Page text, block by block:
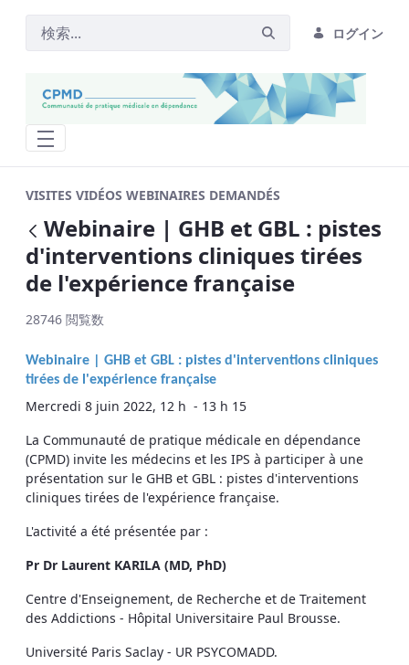
ログイン
VISITES VIDÉOS WEBINAIRES DEMANDÉS
戻る
Webinaire | GHB et GBL : pistes
d'interventions cliniques tirées
de l'expérience française
28746 閲覧数
Webinaire | GHB et GBL : pistes d'interventions cliniques
tirées de l'expérience française
Mercredi 8 juin 2022, 12 h - 13 h 15
La Communauté de pratique médicale en dépendance
(CPMD) invite les médecins et les IPS à participer à une
présentation sur le GHB et GBL : pistes d'interventions
cliniques tirées de l'expérience française.
L'activité a été présentée par :
Pr Dr Laurent KARILA (MD, PhD)
Centre d'Enseignement, de Recherche et de Traitement
des Addictions - Hôpital Universitaire Paul Brousse.
Université Paris Saclay - UR PSYCOMADD.